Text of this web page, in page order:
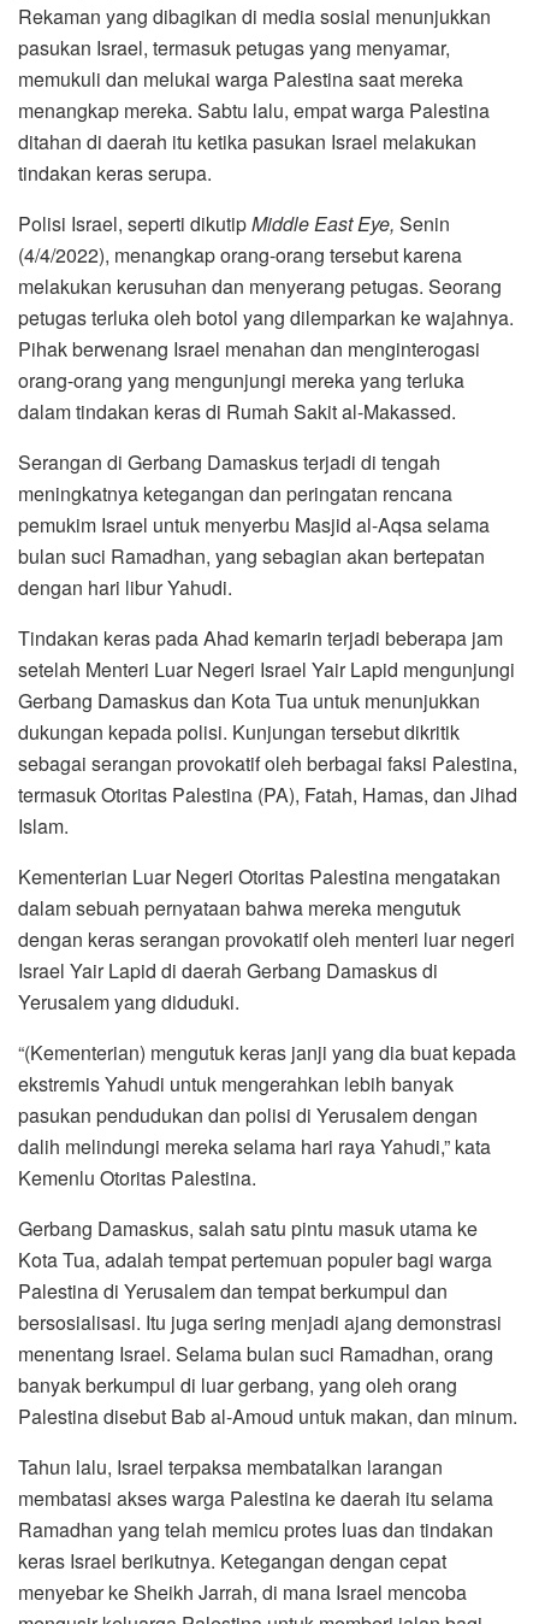
Rekaman yang dibagikan di media sosial menunjukkan
pasukan Israel, termasuk petugas yang menyamar,
memukuli dan melukai warga Palestina saat mereka
menangkap mereka. Sabtu lalu, empat warga Palestina
ditahan di daerah itu ketika pasukan Israel melakukan
tindakan keras serupa.
Polisi Israel, seperti dikutipMiddle East Eye, Senin
(4/4/2022), menangkap orang-orang tersebut karena
melakukan kerusuhan dan menyerang petugas. Seorang
petugas terluka oleh botol yang dilemparkan ke wajahnya.
Pihak berwenang Israel menahan dan menginterogasi
orang-orang yang mengunjungi mereka yang terluka
dalam tindakan keras di Rumah Sakit al-Makassed.
Serangan di Gerbang Damaskus terjadi di tengah
meningkatnya ketegangan dan peringatan rencana
pemukim Israel untuk menyerbu Masjid al-Aqsa selama
bulan suci Ramadhan, yang sebagian akan bertepatan
dengan hari libur Yahudi.
Tindakan keras pada Ahad kemarin terjadi beberapa jam
setelah Menteri Luar Negeri Israel Yair Lapid mengunjungi
Gerbang Damaskus dan Kota Tua untuk menunjukkan
dukungan kepada polisi. Kunjungan tersebut dikritik
sebagai serangan provokatif oleh berbagai faksi Palestina,
termasuk Otoritas Palestina (PA), Fatah, Hamas, dan Jihad
Islam.
Kementerian Luar Negeri Otoritas Palestina mengatakan
dalam sebuah pernyataan bahwa mereka mengutuk
dengan keras serangan provokatif oleh menteri luar negeri
Israel Yair Lapid di daerah Gerbang Damaskus di
Yerusalem yang diduduki.
“(Kementerian) mengutuk keras janji yang dia buat kepada
ekstremis Yahudi untuk mengerahkan lebih banyak
pasukan pendudukan dan polisi di Yerusalem dengan
dalih melindungi mereka selama hari raya Yahudi,” kata
Kemenlu Otoritas Palestina.
Gerbang Damaskus, salah satu pintu masuk utama ke
Kota Tua, adalah tempat pertemuan populer bagi warga
Palestina di Yerusalem dan tempat berkumpul dan
bersosialisasi. Itu juga sering menjadi ajang demonstrasi
menentang Israel. Selama bulan suci Ramadhan, orang
banyak berkumpul di luar gerbang, yang oleh orang
Palestina disebut Bab al-Amoud untuk makan, dan minum.
Tahun lalu, Israel terpaksa membatalkan larangan
membatasi akses warga Palestina ke daerah itu selama
Ramadhan yang telah memicu protes luas dan tindakan
keras Israel berikutnya. Ketegangan dengan cepat
menyebar ke Sheikh Jarrah, di mana Israel mencoba